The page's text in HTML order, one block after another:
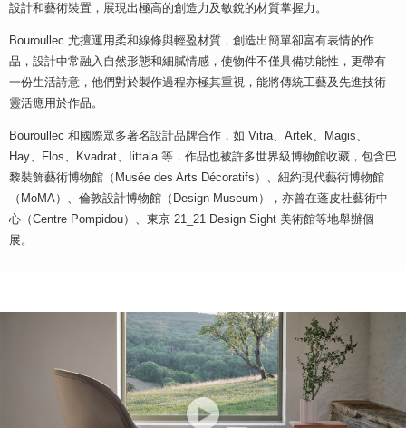
設計和藝術裝置，展現出極高的創造力及敏銳的材質掌握力。
Bouroullec 尤擅運用柔和線條與輕盈材質，創造出簡單卻富有表情的作
品，設計中常融入自然形態和細膩情感，使物件不僅具備功能性，更帶有
一份生活詩意，他們對於製作過程亦極其重視，能將傳統工藝及先進技術
靈活應用於作品。
Bouroullec 和國際眾多著名設計品牌合作，如 Vitra、Artek、Magis、
Hay、Flos、Kvadrat、Iittala 等，作品也被許多世界級博物館收藏，包含巴
黎裝飾藝術博物館（Musée des Arts Décoratifs）、紐約現代藝術博物館
（MoMA）、倫敦設計博物館（Design Museum），亦曾在蓬皮杜藝術中
心（Centre Pompidou）、東京 21_21 Design Sight 美術館等地舉辦個
展。